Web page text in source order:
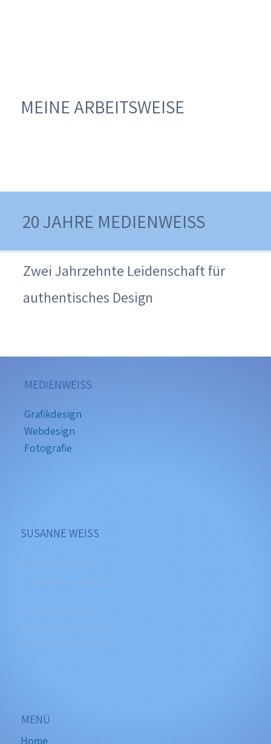
MEINE ARBEITSWEISE
20 JAHRE MEDIENWEISS
Zwei Jahrzehnte Leidenschaft für
authentisches Design
MEDIENWEISS
Grafikdesign
Webdesign
Fotografie
MENÜ
Home
SUSANNE WEISS